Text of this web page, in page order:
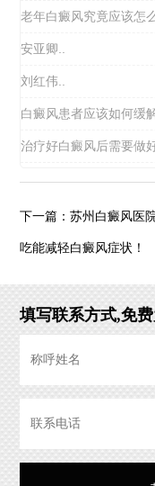
老年白癜风究竟应该怎
安亚卿..
刘红伟..
白癜风患者应该如何缓
治疗好白癜风后需要做
下一篇：苏州白癜风医
吃能减轻白癜风症状！
填写联系方式,免费